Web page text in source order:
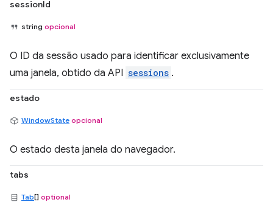
sessionId
string opcional
O ID da sessão usado para identificar exclusivamente
uma janela, obtido da API sessions .
estado
WindowState opcional
O estado desta janela do navegador.
tabs
Tab[] optional